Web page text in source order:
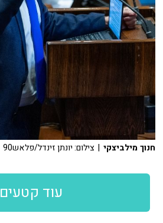
חנוך מילביצקי | צילום: יונתן זינדל/פלאש90
עוד קטעים